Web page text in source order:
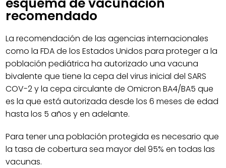
recomendado
La recomendación de las agencias internacionales
como la FDA de los Estados Unidos para proteger a la
población pediátrica ha autorizado una vacuna
bivalente que tiene la cepa del virus inicial del SARS
COV-2 y la cepa circulante de Omicron BA4/BA5 que
es la que está autorizada desde los 6 meses de edad
hasta los 5 años y en adelante.
Para tener una población protegida es necesario que
la tasa de cobertura sea mayor del 95% en todas las
vacunas.